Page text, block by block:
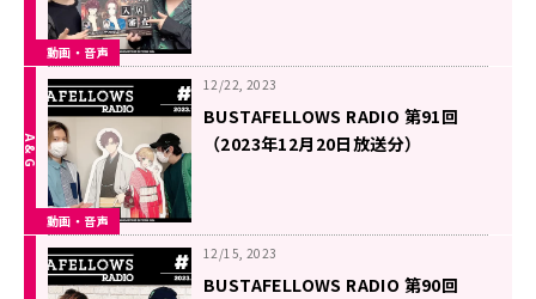
動画・音声
動画・音声
12/22, 2023
BUSTAFELLOWS RADIO 第91回
（2023年12月20日放送分）
12/15, 2023
BUSTAFELLOWS RADIO 第90回